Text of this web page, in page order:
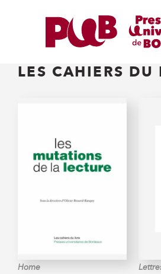
LES CAHIERS DU
Home